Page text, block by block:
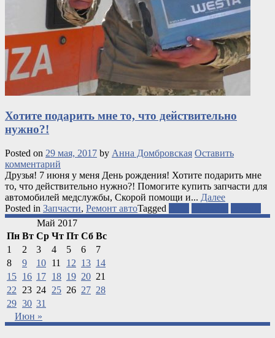
Хотите подарить мне то, что действительно
нужно?!
Posted on 29 мая, 2017 by Анна Домбровская Оставить
комментарий
Друзья! 7 июня у меня День рождения! Хотите подарить мне
то, что действительно нужно?! Помогите купить запчасти для
автомобилей медслужбы, Скорой помощи и... Далее
Posted in Запчасти, Ремонт автоTagged
Май 2017
Пн Вт Ср Чт Пт Сб Вс
1
2 3 4 5 6
7
8
9 10 11 12 13 14
15 16 17 18 19 20 21
22
23 24 25 26 27 28
29 30 31
Июн »